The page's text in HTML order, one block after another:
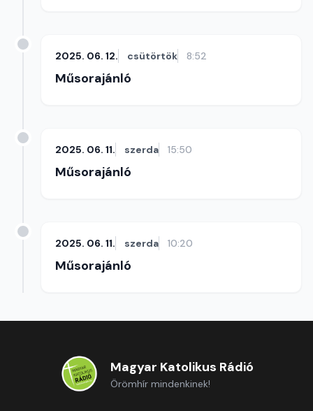
2025. 06. 12. csütörtök 8:52
Műsorajánló
2025. 06. 11. szerda 15:50
Műsorajánló
2025. 06. 11. szerda 10:20
Műsorajánló
Magyar Katolikus Rádió
Örömhír mindenkinek!